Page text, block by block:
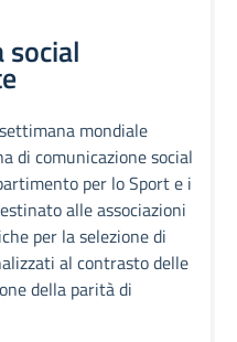
social
mondiale
di comunicazione social
per lo Sport e i
alle associazioni
per la selezione di
al contrasto delle
della parità di